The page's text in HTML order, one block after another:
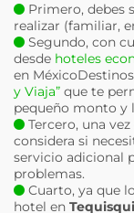
Primero, debes
realizar (familiar,
Segundo, con
desde hoteles
en
y Viaja” que te
pequeño monto y
Tercero, una
considera si
servicio adicional
problemas.
Cuarto, ya que
hotel en